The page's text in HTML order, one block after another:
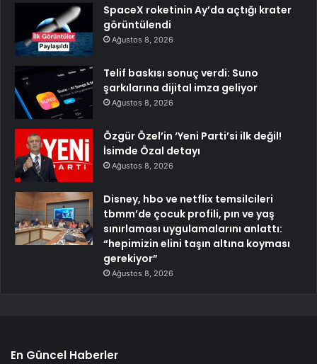
SpaceX roketinin Ay’da açtığı krater
görüntülendi
Ağustos 8, 2026
Telif baskısı sonuç verdi: Suno
şarkılarına dijital imza geliyor
Ağustos 8, 2026
Özgür Özel’in ‘Yeni Parti’si ilk değil!
İsimde Özal detayı
Ağustos 8, 2026
Disney, hbo ve netflix temsilcileri
tbmm’de çocuk profili, pın ve yaş
sınırlaması uygulamalarını anlattı:
“hepimizin elini taşın altına koyması
gerekiyor”
Ağustos 8, 2026
En Güncel Haberler